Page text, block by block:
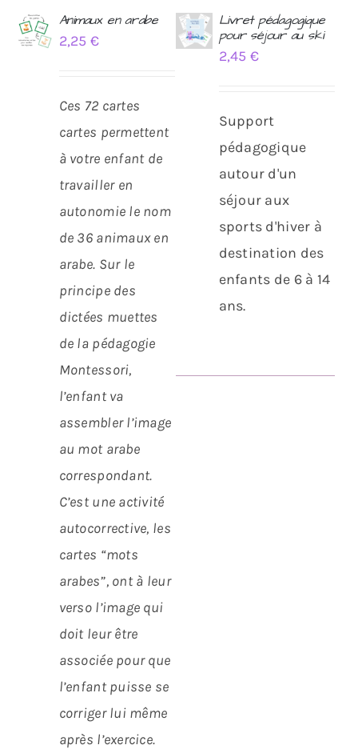
AJOUTER
DÉTAILS
Animaux en arabe
2,25€
Ces 72 cartes
cartes permettent
à votre enfant de
travailler en
autonomie le nom
de 36 animaux en
arabe. Sur le
principe des
dictées muettes
de la pédagogie
Montessori,
l’enfant va
assembler l’image
au mot arabe
correspondant.
C’est une activité
autocorrective, les
cartes “mots
arabes”, ont à leur
verso l’image qui
doit leur être
associée pour que
l’enfant puisse se
corriger lui même
après l’exercice.
AJOUTER
Livret pédagogique
pour séjour au ski
2,45 €
Support
pédagogique
autour d'un
séjour aux
sports d'hiver à
destination des
enfants de 6 à 14
ans.